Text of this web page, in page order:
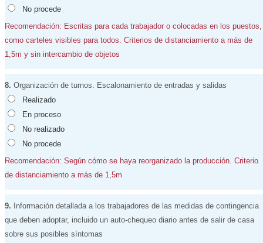
No procede
Recomendación: Escritas para cada trabajador o colocadas en los puestos,
como carteles visibles para todos. Criterios de distanciamiento a más de
1,5m y sin intercambio de objetos
8. Organización de turnos. Escalonamiento de entradas y salidas
Realizado
En proceso
No realizado
No procede
Recomendación: Según cómo se haya reorganizado la producción. Criterio
de distanciamiento a más de 1,5m
9.
Información detallada a los trabajadores de las medidas de contingencia
que deben adoptar, incluido un auto-chequeo diario antes de salir de casa
sobre sus posibles síntomas